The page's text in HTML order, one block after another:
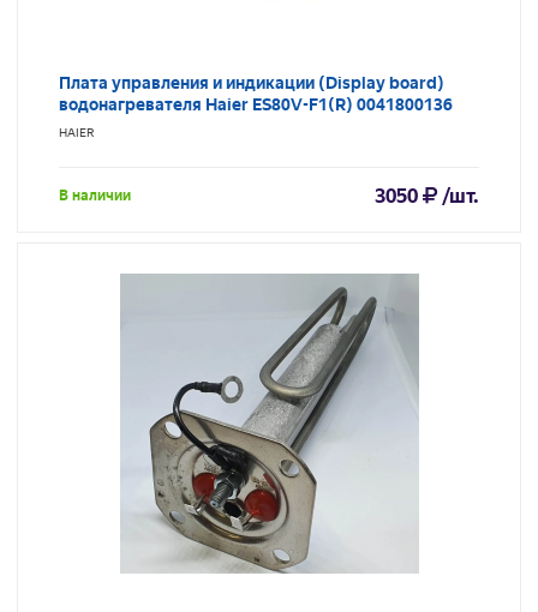
Плата управления и индикации (Display board)
водонагревателя Haier ES80V-F1(R) 0041800136
HAIER
В наличии 3050 /шт.